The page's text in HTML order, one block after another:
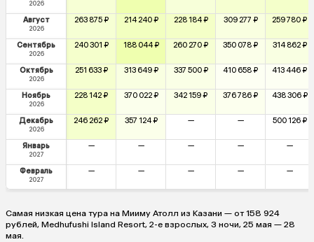
2026
Август
2026
263 875 ₽ 214 240 ₽ 228 184 ₽ 309 277 ₽ 259 780 ₽
Сентябрь
2026
240 301 ₽ 188 044 ₽ 260 270 ₽ 350 078 ₽ 314 862 ₽
Октябрь
2026
251 633 ₽ 313 649 ₽ 337 500 ₽ 410 658 ₽ 413 446 ₽
Ноябрь
2026
228 142 ₽ 370 022 ₽ 342 159 ₽ 376 786 ₽ 438 306 ₽
Декабрь
2026
246 262 ₽ 357 124 ₽ — — 500 126 ₽
Январь
2027
— — — — —
Февраль
2027
— — — — —
Самая низкая цена тура на Мииму Атолл из Казани — от 158 924
рублей, Medhufushi Island Resort, 2-е взрослых, 3 ночи, 25 мая — 28
мая.